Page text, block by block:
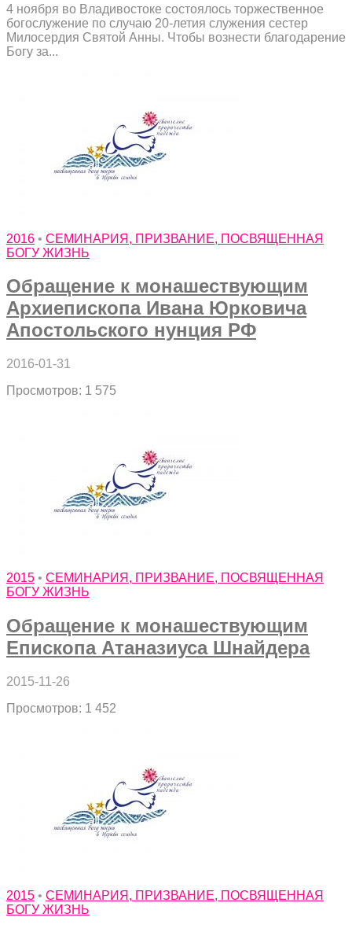
4 ноября во Владивостоке состоялось торжественное
богослужение по случаю 20-летия служения сестер
Милосердия Святой Анны. Чтобы вознести благодарение
Богу за...
2016 • СЕМИНАРИЯ, ПРИЗВАНИЕ, ПОСВЯЩЕННАЯ
БОГУ ЖИЗНЬ
Обращение к монашествующим
Архиепископа Ивана Юрковича
Апостольского нунция РФ
2016-01-31
Просмотров: 1 575
2015 • СЕМИНАРИЯ, ПРИЗВАНИЕ, ПОСВЯЩЕННАЯ
БОГУ ЖИЗНЬ
Обращение к монашествующим
Епископа Атаназиуса Шнайдера
2015-11-26
Просмотров: 1 452
2015 • СЕМИНАРИЯ, ПРИЗВАНИЕ, ПОСВЯЩЕННАЯ
БОГУ ЖИЗНЬ